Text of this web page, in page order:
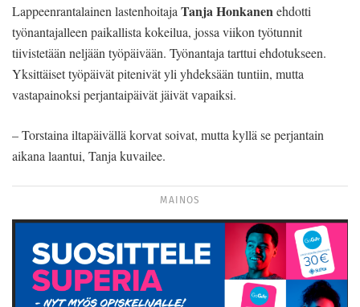
Lappeenrantalainen lastenhoitaja Tanja Honkanenehdotti
työnantajalleen paikallista kokeilua, jossa viikon työtunnit
tiivistetään neljään työpäivään. Työnantaja tarttui ehdotukseen.
Yksittäiset työpäivät pitenivät yli yhdeksään tuntiin, mutta
vastapainoksi perjantaipäivät jäivät vapaiksi.
– Torstaina iltapäivällä korvat soivat, mutta kyllä se perjantain
aikana laantui, Tanja kuvailee.
MAINOS